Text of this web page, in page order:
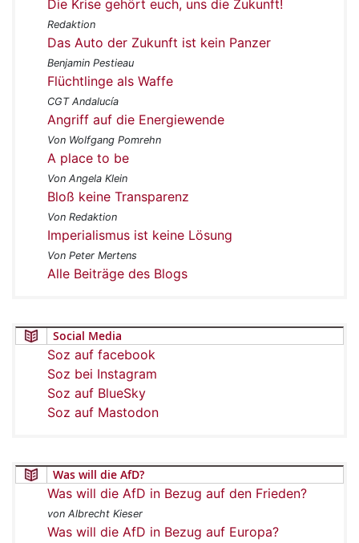
Die Krise gehört euch, uns die Zukunft!
Redaktion
Das Auto der Zukunft ist kein Panzer
Benjamin Pestieau
Flüchtlinge als Waffe
CGT Andalucía
Angriff auf die Energiewende
Von Wolfgang Pomrehn
A place to be
Von Angela Klein
Bloß keine Transparenz
Von Redaktion
Imperialismus ist keine Lösung
Von Peter Mertens
Alle Beiträge des Blogs
Social Media
Soz auf facebook
Soz bei Instagram
Soz auf BlueSky
Soz auf Mastodon
Was will die AfD?
Was will die AfD in Bezug auf den Frieden?
von Albrecht Kieser
Was will die AfD in Bezug auf Europa?